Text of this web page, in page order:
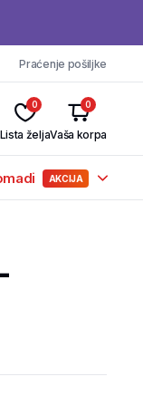
Praćenje pošiljke
0
Lista želja
0
Vaša korpa
AKCIJA